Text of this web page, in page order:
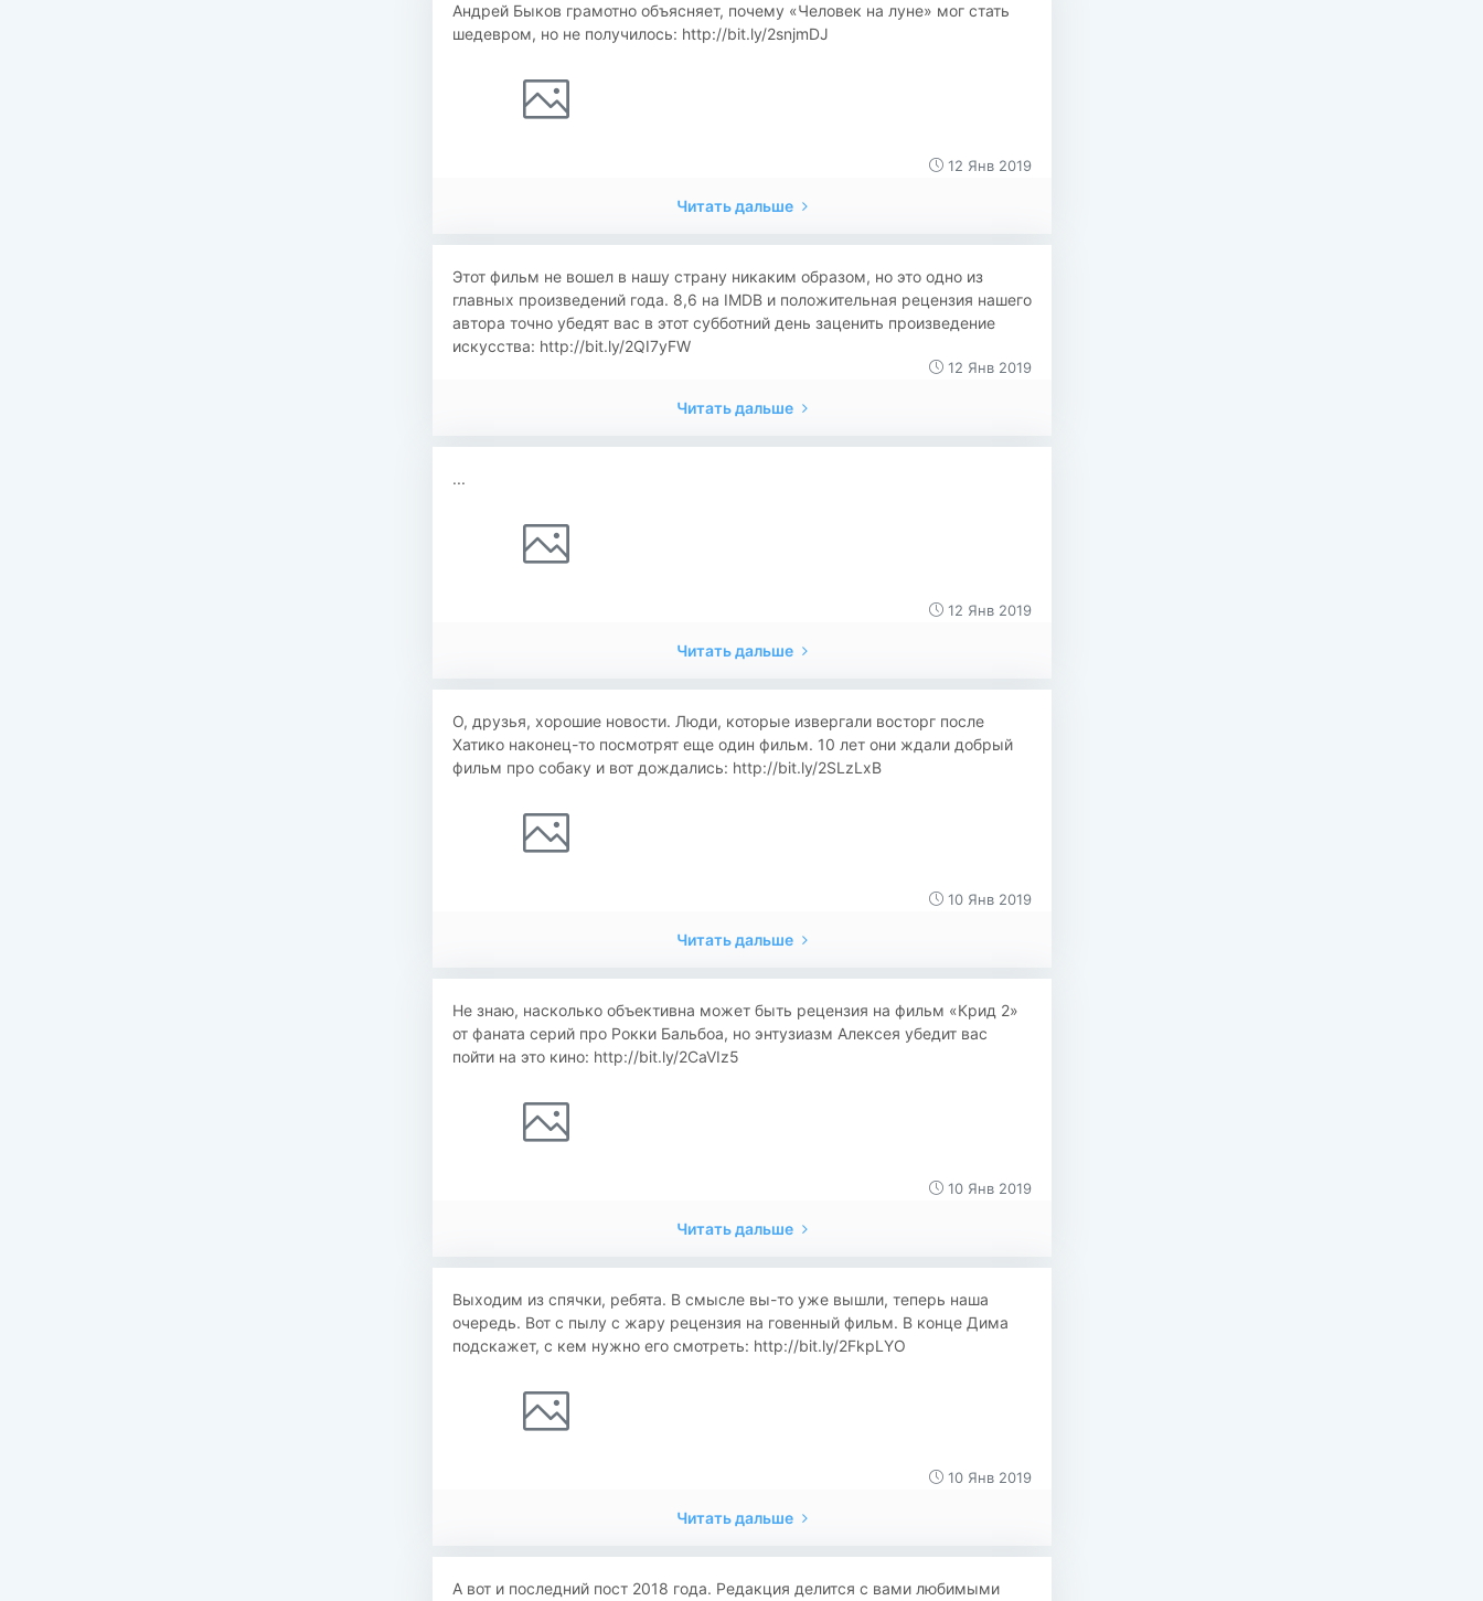
Андрей Быков грамотно объясняет, почему «Человек на луне» мог стать
шедевром, но не получилось: http://bit.ly/2snjmDJ
12 Янв 2019
Читать дальше
Этот фильм не вошел в нашу страну никаким образом, но это одно из
главных произведений года. 8,6 на IMDB и положительная рецензия нашего
автора точно убедят вас в этот субботний день заценить произведение
искусства: http://bit.ly/2QI7yFW
12 Янв 2019
Читать дальше
...
12 Янв 2019
Читать дальше
О, друзья, хорошие новости. Люди, которые извергали восторг после
Хатико наконец-то посмотрят еще один фильм. 10 лет они ждали добрый
фильм про собаку и вот дождались: http://bit.ly/2SLzLxB
10 Янв 2019
Читать дальше
Не знаю, насколько объективна может быть рецензия на фильм «Крид 2»
от фаната серий про Рокки Бальбоа, но энтузиазм Алексея убедит вас
пойти на это кино: http://bit.ly/2CaVIz5
10 Янв 2019
Читать дальше
Выходим из спячки, ребята. В смысле вы-то уже вышли, теперь наша
очередь. Вот с пылу с жару рецензия на говенный фильм. В конце Дима
подскажет, с кем нужно его смотреть: http://bit.ly/2FkpLYO
10 Янв 2019
Читать дальше
А вот и последний пост 2018 года. Редакция делится с вами любимыми